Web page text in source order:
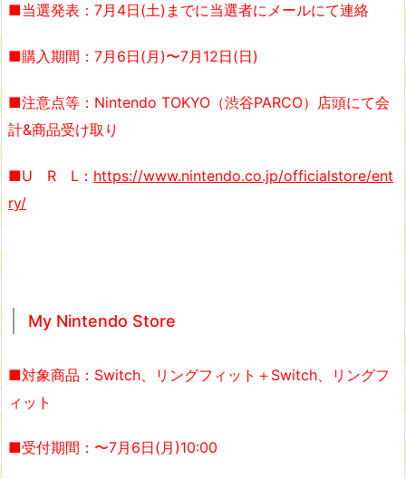
■当選発表：7月4日(土)までに当選者にメールにて連絡
■購入期間：7月6日(月)〜7月12日(日)
■注意点等：Nintendo TOKYO（渋谷PARCO）店頭にて会
計&商品受け取り
■U R L： https://www.nintendo.co.jp/officialstore/ent
ry/
My Nintendo Store
■対象商品：Switch、リングフィット＋Switch、リングフ
ィット
■受付期間：〜7月6日(月)10:00